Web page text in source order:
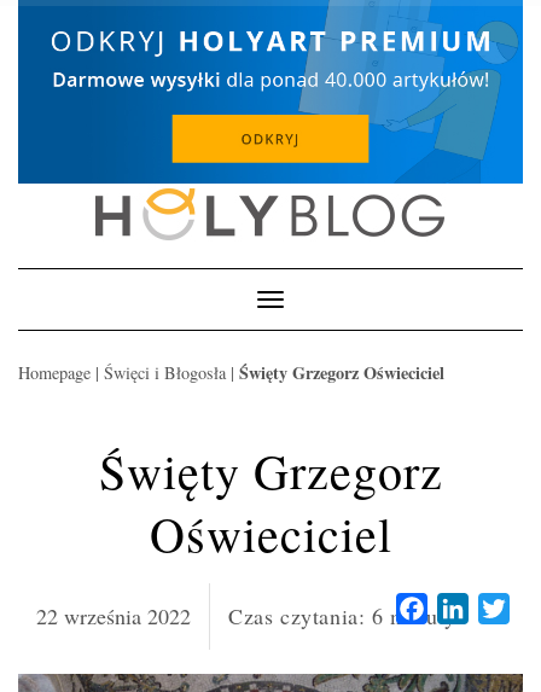
Toggle
Navigation
Homepage | Święci i Błogosła | Święty Grzegorz Oświeciciel
Święty Grzegorz
Oświeciciel
22 września 2022 Czas czytania: 6 minutyFacebook